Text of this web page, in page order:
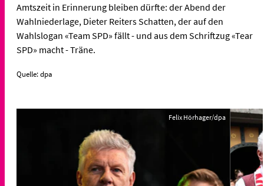
Amtszeit in Erinnerung bleiben dürfte: der Abend der
Wahlniederlage, Dieter Reiters Schatten, der auf den
Wahlslogan «Team SPD» fällt - und aus dem Schriftzug «Tear
SPD» macht - Träne.
Quelle: dpa
Felix Hörhager/dpa